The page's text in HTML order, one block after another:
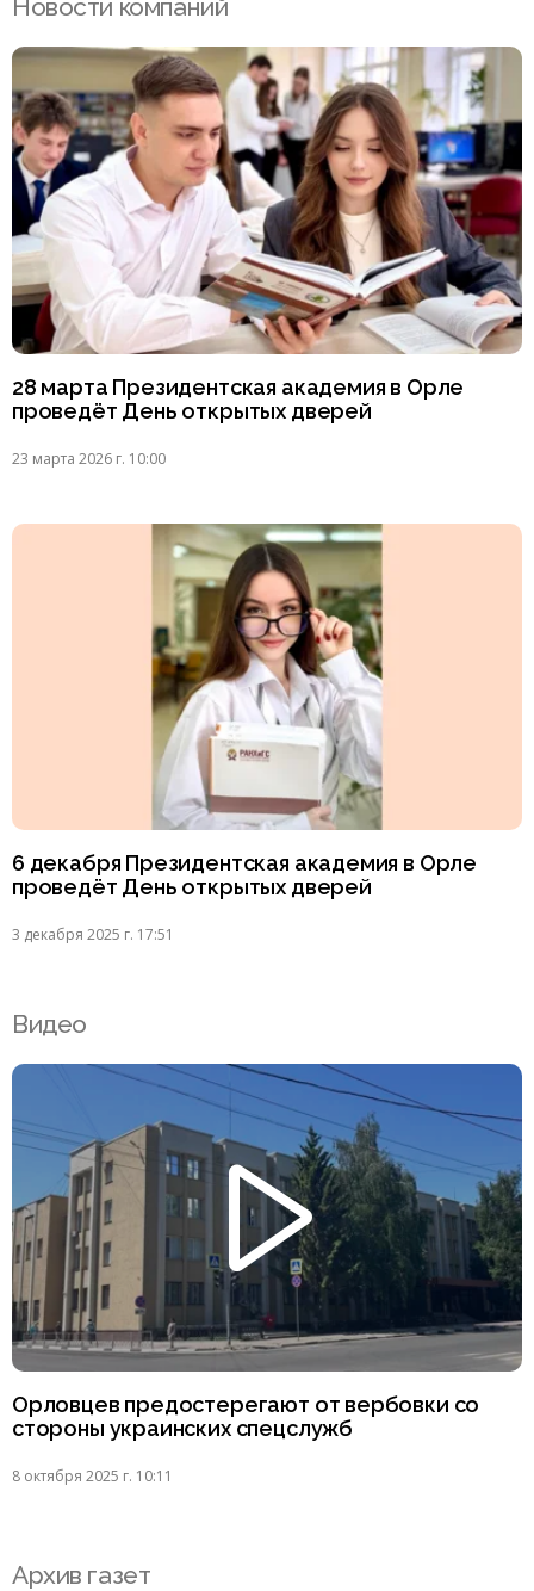
Новости компаний
28 марта Президентская академия в Орле
проведёт День открытых дверей
23 марта 2026 г. 10:00
6 декабря Президентская академия в Орле
проведёт День открытых дверей
3 декабря 2025 г. 17:51
Видео
Орловцев предостерегают от вербовки со
стороны украинских спецслужб
8 октября 2025 г. 10:11
Архив газет